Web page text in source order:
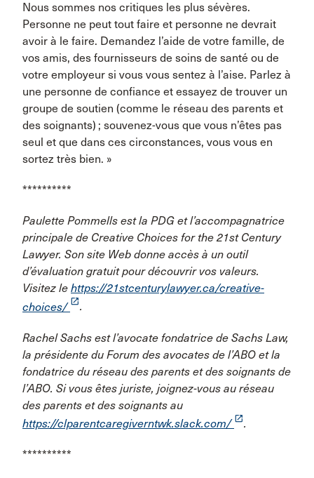
Nous sommes nos critiques les plus sévères.
Personne ne peut tout faire et personne ne devrait
avoir à le faire. Demandez l’aide de votre famille, de
vos amis, des fournisseurs de soins de santé ou de
votre employeur si vous vous sentez à l’aise. Parlez à
une personne de confiance et essayez de trouver un
groupe de soutien (comme le réseau des parents et
des soignants) ; souvenez-vous que vous n’êtes pas
seul et que dans ces circonstances, vous vous en
sortez très bien. »
**********
Paulette Pommells est la PDG et l’accompagnatrice
principale de Creative Choices for the 21st Century
Lawyer. Son site Web donne accès à un outil
d’évaluation gratuit pour découvrir vos valeurs.
Visitez le https://21stcenturylawyer.ca/creative-
choices/ launch.
Rachel Sachs est l’avocate fondatrice de Sachs Law,
la présidente du Forum des avocates de l’ABO et la
fondatrice du réseau des parents et des soignants de
l’ABO. Si vous êtes juriste, joignez-vous au réseau
des parents et des soignants au
https://clparentcaregiverntwk.slack.com/ launch.
**********